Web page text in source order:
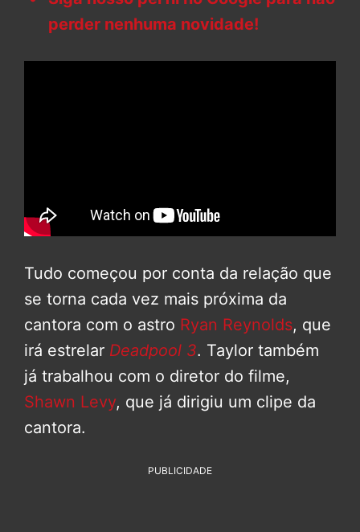
perder nenhuma novidade!
Tudo começou por conta da relação que
se torna cada vez mais próxima da
cantora com o astro Ryan Reynolds, que
irá estrelar Deadpool 3. Taylor também
já trabalhou com o diretor do filme,
Shawn Levy, que já dirigiu um clipe da
cantora.
PUBLICIDADE